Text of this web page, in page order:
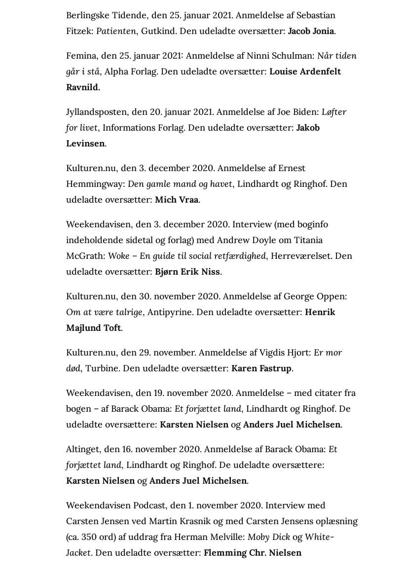
Berlingske Tidende, den 25. januar 2021. Anmeldelse af Sebastian
Fitzek:Patienten, Gutkind. Den udeladte oversætter:Jacob Jonia.
Femina, den 25. januar 2021: Anmeldelse af Ninni Schulman:Når tiden
går i stå, Alpha Forlag. Den udeladte oversætter: Louise Ardenfelt
Ravnild.
Jyllandsposten, den 20. januar 2021. Anmeldelse af Joe Biden:Løfter
for livet, Informations Forlag. Den udeladte oversætter:Jakob
Levinsen.
Kulturen.nu, den 3. december 2020. Anmeldelse af Ernest
Hemmingway:Den gamle mand og havet, Lindhardt og Ringhof. Den
udeladte oversætter:Mich Vraa.
Weekendavisen, den 3. december 2020. Interview (med boginfo
indeholdende sidetal og forlag) med Andrew Doyle om Titania
McGrath:Woke – En guide til social retfærdighed, Herreværelset. Den
udeladte oversætter: Bjørn Erik Niss.
Kulturen.nu, den 30. november 2020. Anmeldelse af George Oppen:
Om at være talrige, Antipyrine. Den udeladte oversætter: Henrik
Majlund Toft.
Kulturen.nu, den 29. november. Anmeldelse af Vigdis Hjort:Er mor
død, Turbine. Den udeladte oversætter: Karen Fastrup.
Weekendavisen, den 19. november 2020. Anmeldelse – med citater fra
bogen – af Barack Obama:Et forjættet land, Lindhardt og Ringhof. De
udeladte oversættere: Karsten NielsenogAnders Juel Michelsen.
Altinget, den 16. november 2020. Anmeldelse af Barack Obama:Et
forjættet land, Lindhardt og Ringhof. De udeladte oversættere:
Karsten NielsenogAnders Juel Michelsen.
Weekendavisen Podcast, den 1. november 2020. Interview med
Carsten Jensen ved Martin Krasnik og med Carsten Jensens oplæsning
(ca. 350 ord) af uddrag fra Herman Melville:Moby Dick ogWhite-
Jacket. Den udeladte oversætter: Flemming Chr. Nielsen